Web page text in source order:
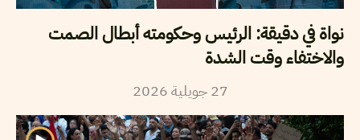
نواة في دقيقة: الرئيس وحكومته أبطال الصمت
والاختفاء وقت الشدة
27 جويلية2026